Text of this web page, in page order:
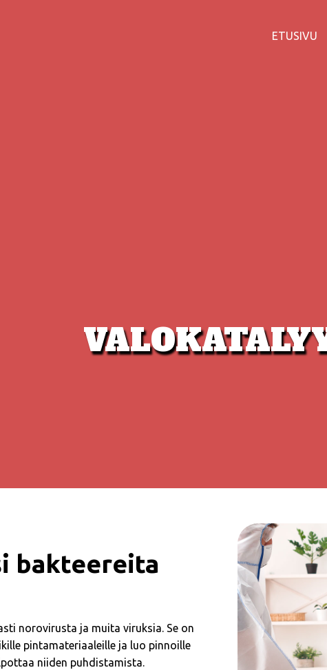
ETUSIVU
bakteereita
norovirusta ja muita viruksia. Se on
pintamateriaaleille ja luo pinnoille
niiden puhdistamista.